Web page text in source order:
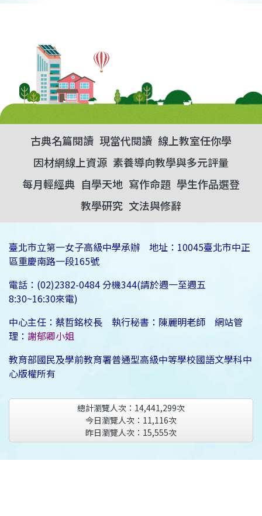
古典名篇閱讀 現當代閱讀 線上教室任你學
因材網線上資源 素養導向教學與多元評量
每月輕經典 自學天地 寫作命題 學生作品選登
教學研究 文法與修辭
臺北市立第一女子高級中學承辦 地址：10045臺北市中正
區重慶南路一段165號
電話：(02)2382-0484 分機344(請於週一至週五
8:30~16:30來電)
中心主任：蔡哲銘校長 執行秘書：陳麗明老師 網站管
理： 謝郁卿小姐
教育部國民及學前教育署普通型高級中等學校國語文學科中
心版權所有
總計瀏覽人次： 14,441,299次
今日瀏覽人次： 11,116次
昨日瀏覽人次： 15,555次